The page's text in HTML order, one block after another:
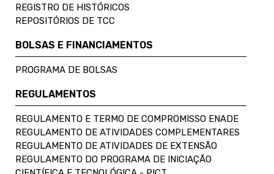
REGISTRO DE HISTÓRICOS
REPOSITÓRIOS DE TCC
BOLSAS E FINANCIAMENTOS
PROGRAMA DE BOLSAS
REGULAMENTOS
REGULAMENTO E TERMO DE COMPROMISSO ENADE
REGULAMENTO DE ATIVIDADES COMPLEMENTARES
REGULAMENTO DE ATIVIDADES DE EXTENSÃO
REGULAMENTO DO PROGRAMA DE INICIAÇÃO